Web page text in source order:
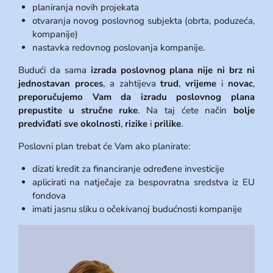
planiranja novih projekata
otvaranja novog poslovnog subjekta (obrta, poduzeća,
kompanije)
nastavka redovnog poslovanja kompanije.
Budući da sama izrada poslovnog plana nije ni brz ni
jednostavan proces, a zahtijevatrud,vrijeme i novac,
preporučujemo Vam da izradu poslovnog plana
prepustite u stručne ruke. Na taj ćete način bolje
predviđati sve okolnosti, rizike i prilike.
Poslovni plan trebat će Vam ako planirate:
dizati kredit za financiranje određene investicije
aplicirati na natječaje za bespovratna sredstva iz EU
fondova
imati jasnu sliku o očekivanoj budućnosti kompanije